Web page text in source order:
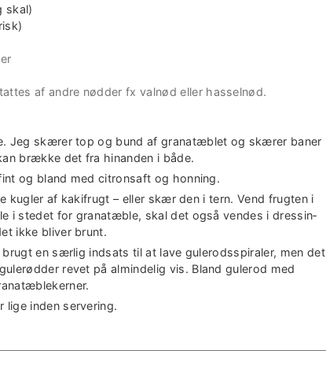
skal)
af andre nød­der fx val­nød eller hasselnød.
Jeg skær­er top og bund af granatæblet og skær­er baner
brække det fra hinan­den i både.
og bland med cit­ron­saft og honning.
kugler af kak­ifrugt – eller skær den i tern. Vend frugten i
i stedet for granatæble, skal det også vendes i dressin­
ikke bliv­er brunt.
brugt en særlig ind­sats til at lave gulerodsspi­raler, men det
revet på almin­delig vis. Bland gulerod med
lige inden servering.